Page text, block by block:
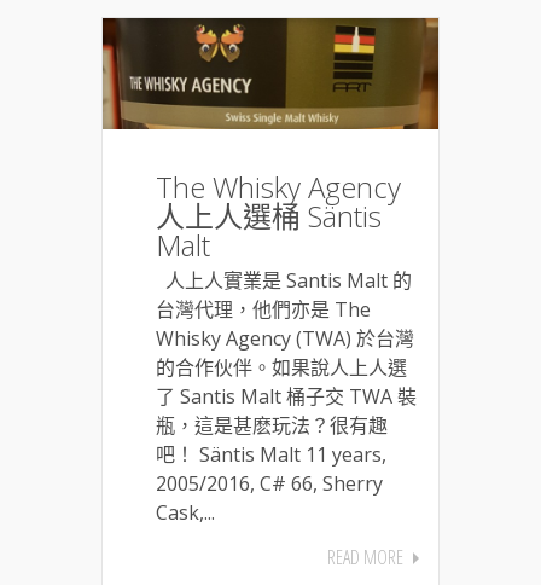
The Whisky Agency
人上人選桶 Säntis
Malt
人上人實業是 Santis Malt 的
台灣代理，他們亦是 The
Whisky Agency (TWA) 於台灣
的合作伙伴。如果說人上人選
了 Santis Malt 桶子交 TWA 裝
瓶，這是甚麽玩法？很有趣
吧！ Säntis Malt 11 years,
2005/2016, C# 66, Sherry
Cask,...
READ MORE